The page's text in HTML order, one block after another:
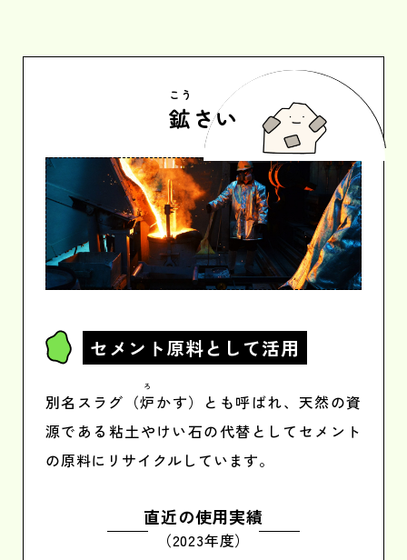
鉱
こう
さい
セメント原料として活用
別名スラグ（炉
ろ
かす）とも呼ばれ、天然の資
源である粘土やけい石の代替としてセメント
の原料にリサイクルしています。
直近の使用実績
（2023年度）